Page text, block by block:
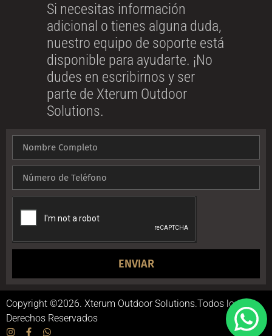
Si necesitas información
adicional o tienes alguna duda,
nuestro equipo de soporte está
disponible para ayudarte. ¡No
dudes en escribirnos y ser
parte de Xterum Outdoor
Solutions.
ENVIAR
Copyright ©2026. Xterum Outdoor Solutions.Todos los
Derechos Reservados